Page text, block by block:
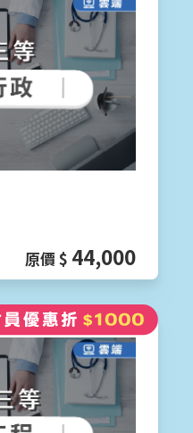
原價 $ 44,000